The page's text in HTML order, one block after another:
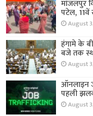
मांजलपुर
पटेल, 11वें
August
हंगामे के
बजे तक
August
ऑनलाइन
पहली
August